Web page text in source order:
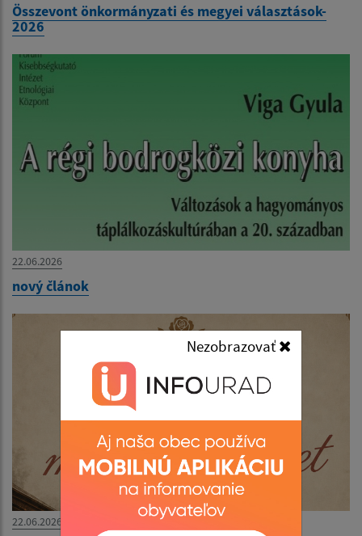
Összevont önkormányzati és megyei választások-
2026
22.06.2026
nový článok
22.06.2026
Nezobrazovať